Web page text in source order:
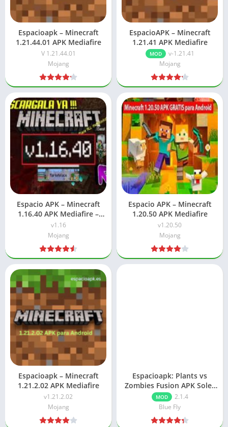
Espacioapk – Minecraft
1.21.44.01 APK Mediafire
V 1.21.44.01
Mojang
EspacioAPK – Minecraft
1.21.41 APK Mediafire
MOD
v-1.21.41
Mojang
Espacio APK – Minecraft
1.16.40 APK Mediafire –
Actualización inferior
v1.16
Mojang
Espacio APK – Minecraft
1.20.50 APK Mediafire
v1.20.50
Mojang
Espacioapk – Minecraft
1.21.2.02 APK Mediafire
v1.21.2.02
Mojang
Espacioapk: Plants vs
Zombies Fusion APK Soles
Infinitos
MOD
2.1.4
Blue Fly